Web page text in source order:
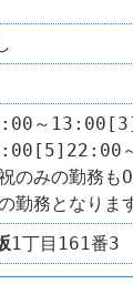
～
のみの勤務も
勤務となりま
1丁目161番3